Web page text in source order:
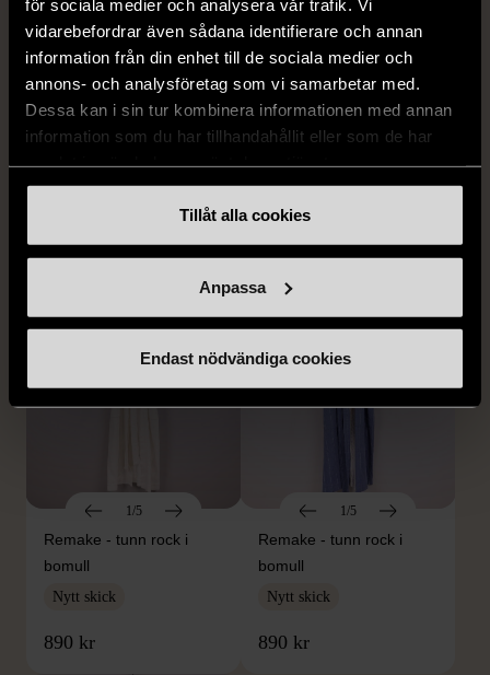
för sociala medier och analysera vår trafik. Vi
vidarebefordrar även sådana identifierare och annan
information från din enhet till de sociala medier och
annons- och analysföretag som vi samarbetar med.
Dessa kan i sin tur kombinera informationen med annan
information som du har tillhandahållit eller som de har
Tillåt alla cookies
Anpassa
Endast nödvändiga cookies
linne
890 kr
linne
Nytt skick
890 kr
1/5
Remake - tunn rock i
bomull
Nytt skick
890 kr
1/5
Remake - tunn rock i
bomull
Nytt skick
890 kr